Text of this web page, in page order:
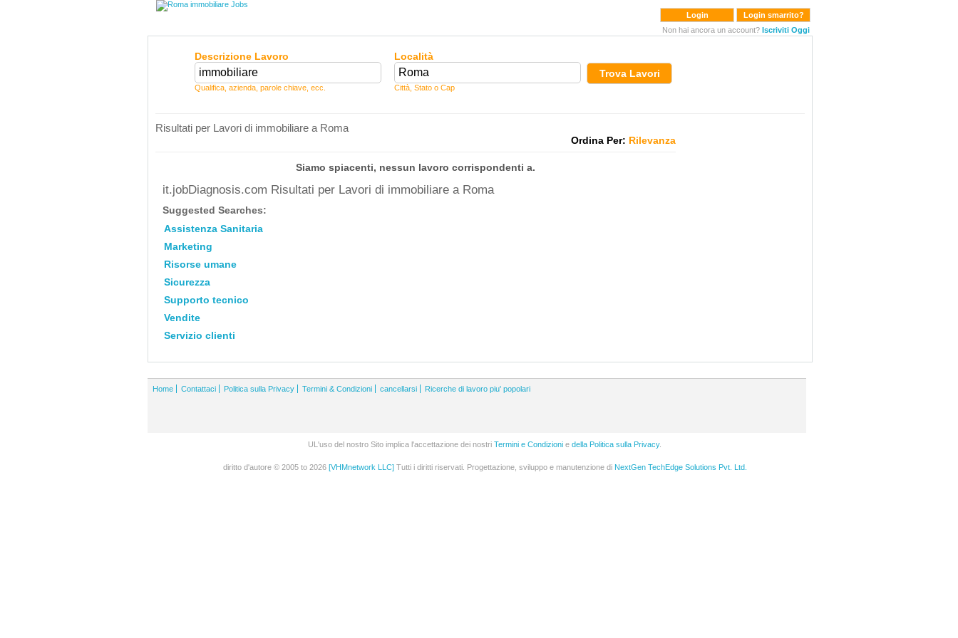
Login
Login smarrito?
Non hai ancora un account? Iscriviti Oggi
Descrizione Lavoro
Qualifica, azienda, parole chiave, ecc.
Località
Città, Stato o Cap
Trova Lavori
Risultati per Lavori di immobiliare a Roma
Ordina Per: Rilevanza
Siamo spiacenti, nessun lavoro corrispondenti a.
it.jobDiagnosis.com Risultati per Lavori di immobiliare a Roma
Suggested Searches:
Assistenza Sanitaria
Marketing
Risorse umane
Sicurezza
Supporto tecnico
Vendite
Servizio clienti
Home Contattaci Politica sulla Privacy Termini & Condizioni cancellarsi Ricerche di lavoro piu' popolari
UL'uso del nostro Sito implica l'accettazione dei nostri Termini e Condizioni e della Politica sulla Privacy.
diritto d'autore © 2005 to 2026 [VHMnetwork LLC]Tutti i diritti riservati. Progettazione, sviluppo e manutenzione diNextGen TechEdge Solutions Pvt. Ltd.